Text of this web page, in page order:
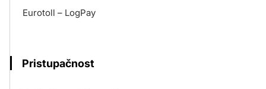
Eurotoll – LogPay
Pristupačnost